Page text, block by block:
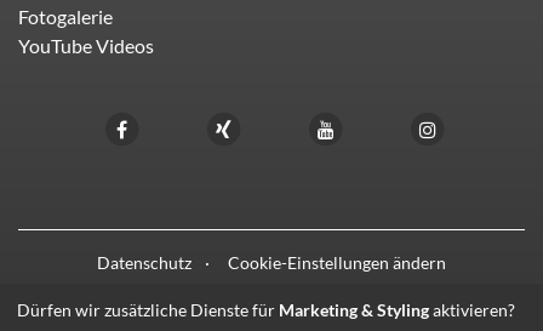
Fotogalerie
YouTube Videos
Datenschutz Cookie-Einstellungen ändern
Dürfen wir zusätzliche Dienste für Marketing & Stylingaktivieren?